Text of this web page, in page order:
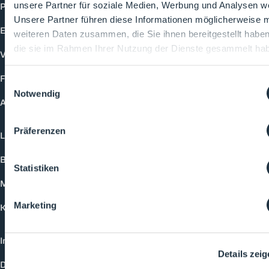
unsere Partner für soziale Medien, Werbung und Analysen
Unsere Partner führen diese Informationen möglicherweise
weiteren Daten zusammen, die Sie ihnen bereitgestellt
die sie im Rahmen Ihrer Nutzung der Dienste gesammelt
Einwilligungsauswahl
Notwendig
Präferenzen
Statistiken
Marketing
Details
Produkte
Events
Vorträge
Future-Faces
Academy
Login
Buchungsmöglichkeiten
Medienformate
Kontakt
Impressum
Datenschutzerklärung